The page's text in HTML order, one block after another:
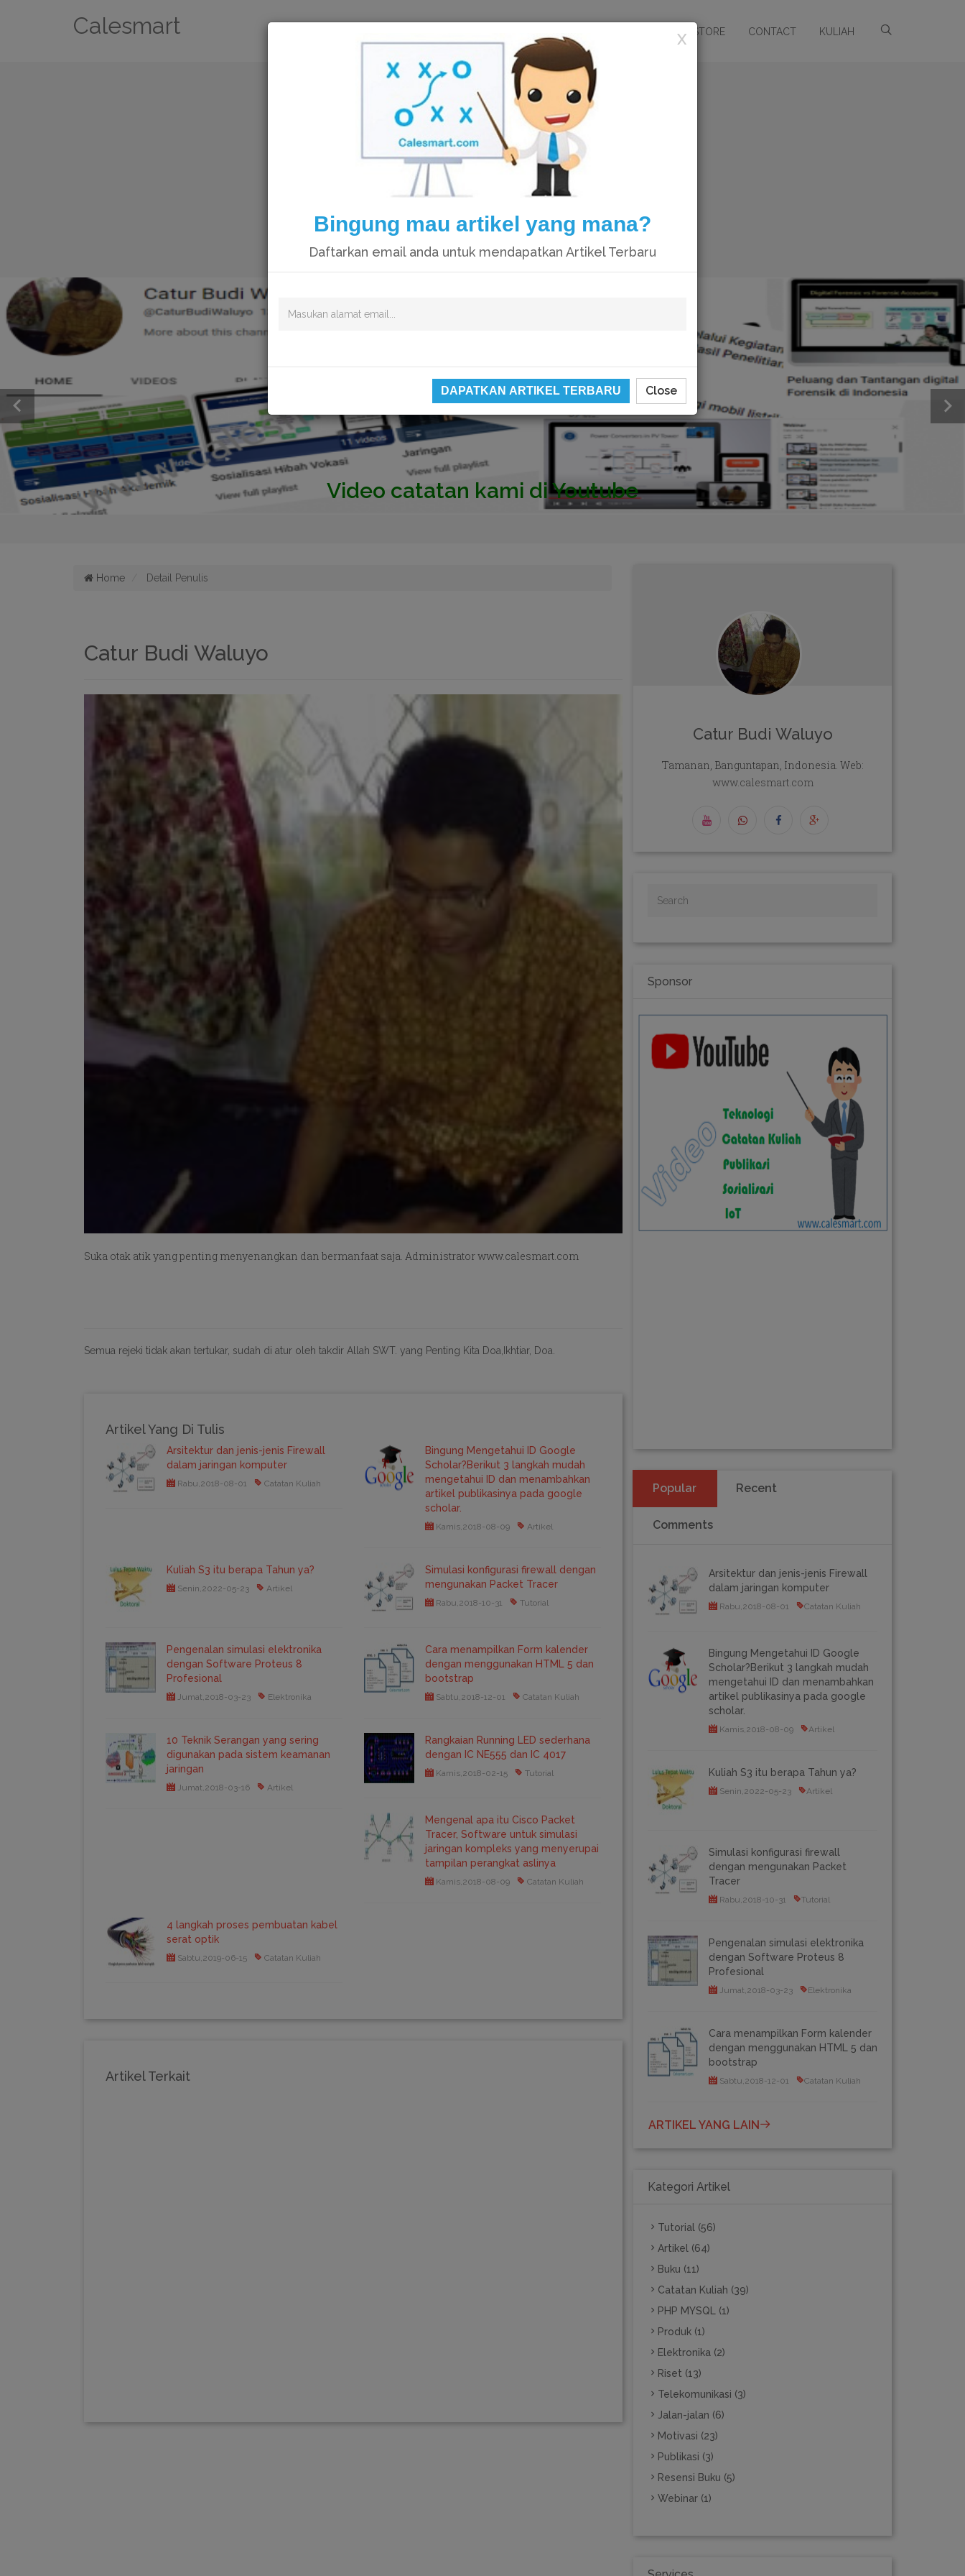
Calesmart STORE CONTACT KULIAH
Video catatan kami di Youtube
Home Detail Penulis
Catur Budi Waluyo
Suka otak atik yang penting menyenangkan dan bermanfaat saja. Administrator www.calesmart.com
Semua rejeki tidak akan tertukar, sudah di atur oleh takdir Allah SWT. yang Penting Kita Doa,Ikhtiar, Doa.
Artikel Yang Di Tulis
Arsitektur dan jenis-jenis Firewall
dalam jaringan komputer
Rabu,2018-08-01 Catatan Kuliah
Bingung Mengetahui ID Google
Scholar?Berikut 3 langkah mudah
mengetahui ID dan menambahkan
artikel publikasinya pada google
scholar.
Kamis,2018-08-09 Artikel
Kuliah S3 itu berapa Tahun ya?
Senin,2022-05-23 Artikel
Simulasi konfigurasi firewall dengan
mengunakan Packet Tracer
Rabu,2018-10-31 Tutorial
Pengenalan simulasi elektronika
dengan Software Proteus 8
Profesional
Jumat,2018-03-23 Elektronika
Cara menampilkan Form kalender
dengan menggunakan HTML 5 dan
bootstrap
Sabtu,2018-12-01 Catatan Kuliah
10 Teknik Serangan yang sering
digunakan pada sistem keamanan
jaringan
Jumat,2018-03-16 Artikel
Rangkaian Running LED sederhana
dengan IC NE555 dan IC 4017
Kamis,2018-02-15 Tutorial
Mengenal apa itu Cisco Packet
Tracer, Software untuk simulasi
jaringan kompleks yang menyerupai
tampilan perangkat aslinya
Kamis,2018-08-09 Catatan Kuliah
4 langkah proses pembuatan kabel
serat optik
Sabtu,2019-06-15 Catatan Kuliah
Artikel Terkait
Catur Budi Waluyo
Tamanan, Banguntapan, Indonesia. Web:
www.calesmart.com
Sponsor
Popular Recent
Comments
Arsitektur dan jenis-jenis Firewall
dalam jaringan komputer
Rabu,2018-08-01 Catatan Kuliah
Bingung Mengetahui ID Google
Scholar?Berikut 3 langkah mudah
mengetahui ID dan menambahkan
artikel publikasinya pada google
scholar.
Kamis,2018-08-09 Artikel
Kuliah S3 itu berapa Tahun ya?
Senin,2022-05-23 Artikel
Simulasi konfigurasi firewall
dengan mengunakan Packet
Tracer
Rabu,2018-10-31 Tutorial
Pengenalan simulasi elektronika
dengan Software Proteus 8
Profesional
Jumat,2018-03-23 Elektronika
Cara menampilkan Form kalender
dengan menggunakan HTML 5 dan
bootstrap
Sabtu,2018-12-01 Catatan Kuliah
ARTIKEL YANG LAIN
Kategori Artikel
Tutorial (56)
Artikel (64)
Buku (11)
Catatan Kuliah (39)
PHP MYSQL (1)
Produk (1)
Elektronika (2)
Riset (13)
Telekomunikasi (3)
Jalan-jalan (6)
Motivasi (23)
Publikasi (3)
Resensi Buku (5)
Webinar (1)
X
Bingung mau artikel yang mana?
Daftarkan email anda untuk mendapatkan Artikel Terbaru
DAPATKAN ARTIKEL TERBARU Close